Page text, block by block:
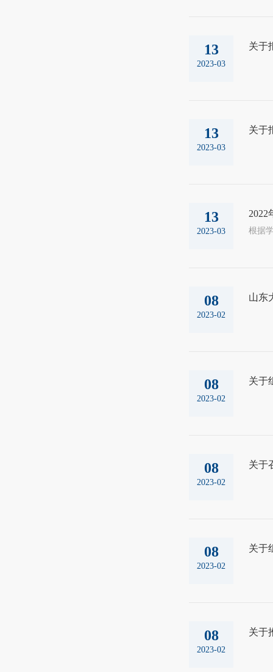
13
2023-03
关于
13
2023-03
关于
13
2023-03
2022
08
2023-02
山东
08
2023-02
关于
08
2023-02
关于
08
2023-02
关于
08
2023-02
关于